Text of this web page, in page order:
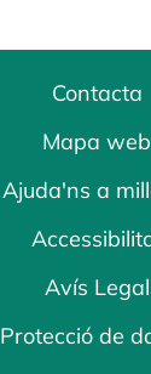
Contacta
Mapa web
Ajuda'ns a
Avís Legal
Protecció de